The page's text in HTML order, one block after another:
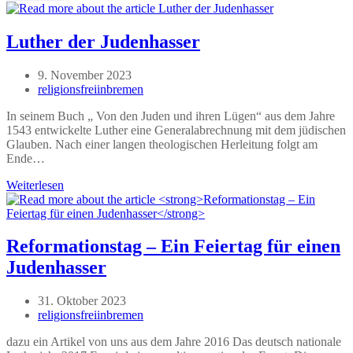
blenden
aus
Luther der Judenhasser
Beitrag
veröffentlicht:
9. November 2023
Beitrags-
religionsfreiinbremen
In seinem Buch „ Von den Juden und ihren Lügen“ aus dem Jahre
1543 entwickelte Luther eine Generalabrechnung mit dem jüdischen
Glauben. Nach einer langen theologischen Herleitung folgt am
Ende…
Weiterlesen
der
Judenhasser
Reformationstag – Ein Feiertag für einen
Judenhasser
Beitrag
veröffentlicht:
31. Oktober 2023
Beitrags-
religionsfreiinbremen
dazu ein Artikel von uns aus dem Jahre 2016 Das deutsch nationale